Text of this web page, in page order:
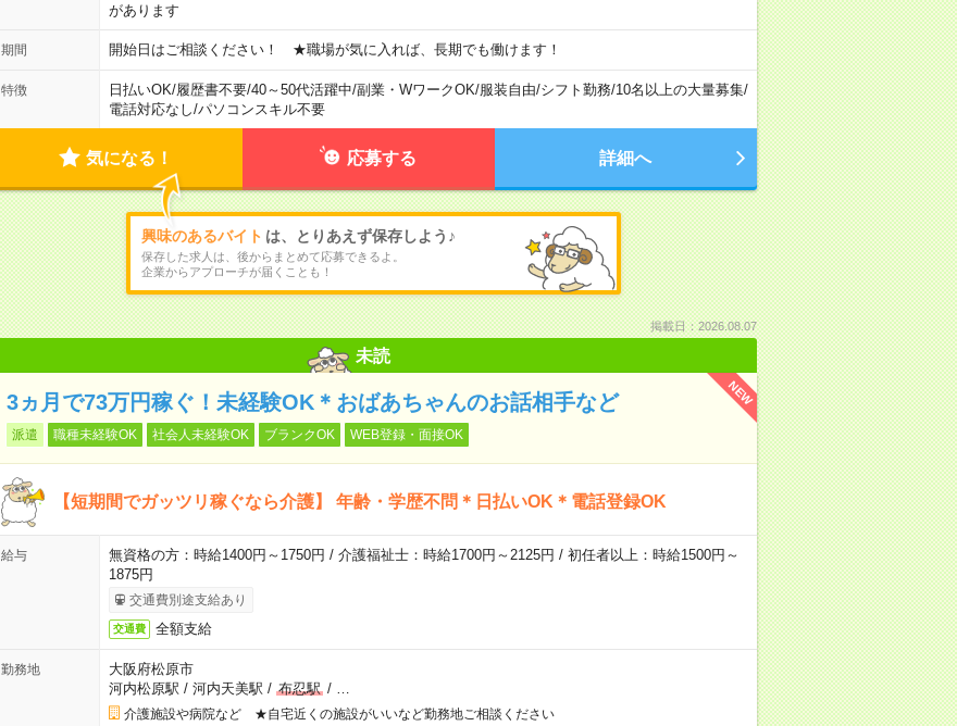
があります
期間 開始日はご相談ください！ ★職場が気に入れば、長期でも働けます！
特徴 日払いOK/履歴書不要/40～50代活躍中/副業・WワークOK/服装自由/シフト勤務/10名以上の大量募集/
電話対応なし/パソコンスキル不要
気になる！ 応募する 詳細へ
興味のあるバイト は、とりあえず保存しよう♪
保存した求人は、後からまとめて応募できるよ。
企業からアプローチが届くことも！
掲載日：2026.08.07
未読
NEW
3ヵ月で73万円稼ぐ！未経験OK＊おばあちゃんのお話相手など
派遣 職種未経験OK 社会人未経験OK ブランクOK WEB登録・面接OK
【短期間でガッツリ稼ぐなら介護】 年齢・学歴不問＊日払いOK＊電話登録OK
給与
無資格の方：時給1400円～1750円 / 介護福祉士：時給1700円～2125円 / 初任者以上：時給1500円～
1875円
交通費別途支給あり
交通費 全額支給
勤務地
大阪府松原市
河内松原駅 / 河内天美駅 / 布忍駅/
介護施設や病院など ★自宅近くの施設がいいなど勤務地ご相談ください